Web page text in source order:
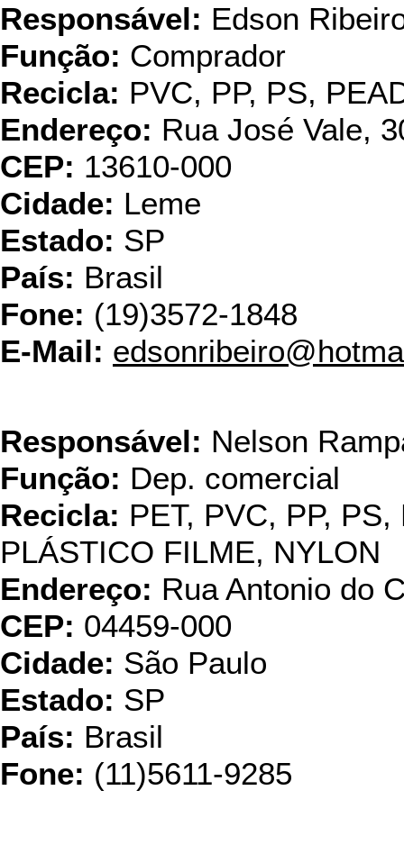
Responsável: Edson
Função: Comprador
Recicla: PVC, PP, PS,
Endereço: Rua José Vale,
CEP: 13610-000
Cidade: Leme
Estado: SP
País: Brasil
Fone: (19)3572-1848
E-Mail:
Responsável: Nelson
Função: Dep. comercial
Recicla: PET, PVC, PP,
PLÁSTICO FILME, NYLON
Endereço: Rua Antonio do
CEP: 04459-000
Cidade: São Paulo
Estado: SP
País: Brasil
Fone: (11)5611-9285